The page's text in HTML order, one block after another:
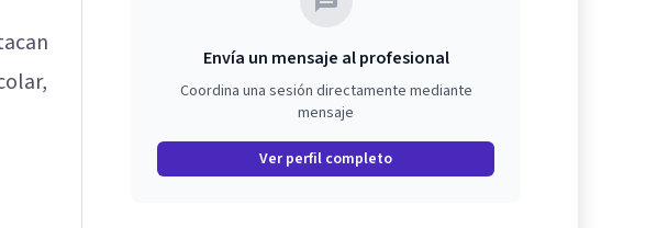
Envía un mensaje al profesional
Coordina una sesión directamente mediante
mensaje
Ver perfil completo